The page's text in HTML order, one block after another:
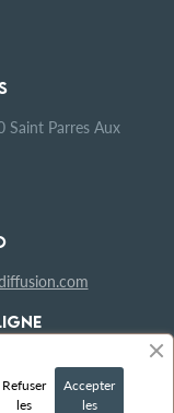
Saint Parres Aux
Accepter
les
Refuser
les